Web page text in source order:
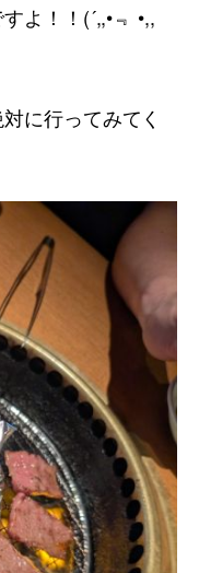
よ！！(´,,•﹃ •,,
に行ってみてく